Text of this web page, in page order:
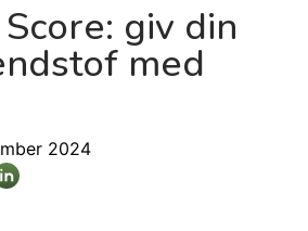
giv din
med
2024